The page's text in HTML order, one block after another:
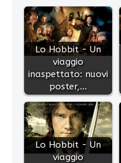
Lo Hobbit - Un
viaggio
inaspettato: nuovi
poster,…
Lo Hobbit - Un
viaggio